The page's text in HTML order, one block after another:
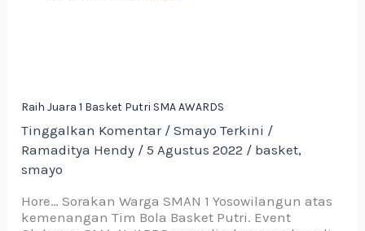
Raih Juara 1 Basket Putri SMA AWARDS
Tinggalkan Komentar /Smayo Terkini /
Ramaditya Hendy /5 Agustus 2022 / basket,
smayo
Hore… Sorakan Warga SMAN 1 Yosowilangun atas
kemenangan Tim Bola Basket Putri. Event
1
Putri
SMA
AWARDS